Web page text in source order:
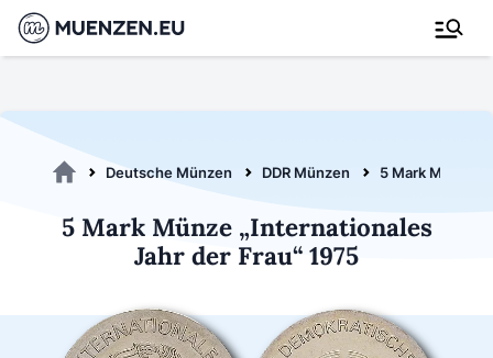
Deutsche Münzen DDR Münzen 5 Mark Münzen
5 Mark Münze „Internationales
Jahr der Frau“ 1975